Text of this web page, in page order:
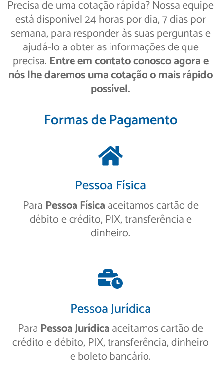
Precisa de uma cotação rápida? Nossa equipe
está disponível 24 horas por dia, 7 dias por
semana, para responder às suas perguntas e
ajudá-lo a obter as informações de que
precisa. Entre em contato conosco agora e
nós lhe daremos uma cotação o mais rápido
possível.
Formas de Pagamento
Pessoa Física
Para Pessoa Físicaaceitamos cartão de
débito e crédito, PIX, transferência e
dinheiro.
Pessoa Jurídica
Para Pessoa Jurídicaaceitamos cartão de
crédito e débito, PIX, transferência, dinheiro
e boleto bancário.